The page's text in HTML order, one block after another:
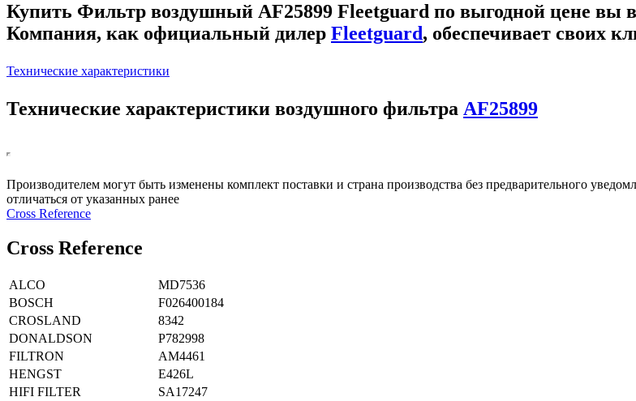
Купить Фильтр воздушный AF25899 Fleetguard по выгодной цене вы
Компания, как официальный дилер Fleetguard, обеспечивает своих
Технические характеристики
Технические характеристики воздушного фильтра AF25899
Производителем могут быть изменены комплект поставки и страна производства без предварительного
отличаться от указанных ранее
Сross Reference
Сross Reference
ALCO
MD7536
BOSCH
F026400184
CROSLAND
8342
DONALDSON
P782998
FILTRON
AM4461
HENGST
E426L
HIFI FILTER
SA17247